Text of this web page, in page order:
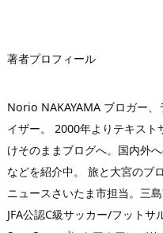
著者プロフィール
Norio NAKAYAMA ブロガー
イザー。 2000年よりテキス
けそのままブログへ。国内外
などを紹介中。 旅と大宮のブ
ニュースさいたま市担当。三
JFA公認C級サッカー/フットサ